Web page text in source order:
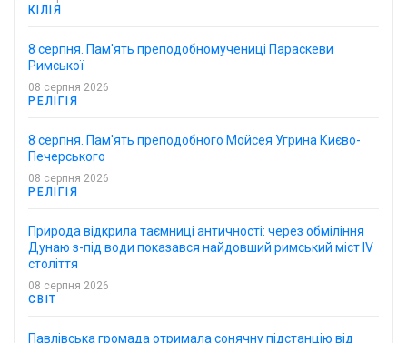
КІЛІЯ
8 серпня. Пам'ять преподобномучениці Параскеви
Римської
08 серпня 2026
РЕЛІГІЯ
8 серпня. Пам'ять преподобного Мойсея Угрина Києво-
Печерського
08 серпня 2026
РЕЛІГІЯ
Природа відкрила таємниці античності: через обміління
Дунаю з-під води показався найдовший римський міст IV
століття
08 серпня 2026
СВІТ
Павлівська громада отримала сонячну підстанцію від